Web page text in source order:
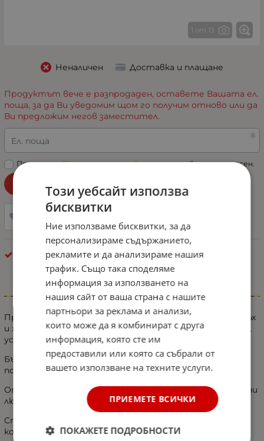
1 от 13
Неналичен Доставка и плащане
Продуктът вече е разпродаден, оставете Вашата ел.
поща, за да Ви уведомим щом го получим отново или да
Ви предложим негов заместител.
Ел. поща
Прочетох „Политиката за поверителност“ и съм съгласен.
Екстериор - Разни
Информация
Продуктът е много ефективен при премахване на мъх
и животинска козина, като е снабден с медно острие,
устойчиво на продължителна употреба и ръжда
Бързо почистване без увреждане на тъканта и я
поддържате чиста, мека и свежа.
Отстранявате полепналата козина и мъх от домашни
любимци.
Страхотен подарък за собствениците на всякакви
космати домашни любимци.
Този уебсайт използва
бисквитки
Ние използваме бисквитки, за да
персонализираме съдържанието,
рекламите и да анализираме нашия
трафик. Също така споделяме
информация за използването на
нашия сайт от ваша страна с нашите
партньори за реклама и анализи,
които може да я комбинират с друга
информация, която сте им
предоставили или която са събрали от
вашето използване на техните услуги.
ПРИЕМЕТЕ ВСИЧКИ
ПОКАЖЕТЕ ПОДРОБНОСТИ